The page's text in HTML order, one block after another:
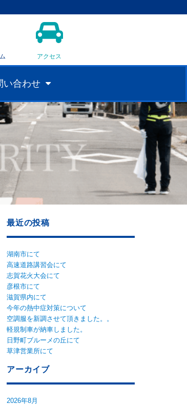
アクセス
い合わせ
最近の投稿
湖南市にて
高速道路講習会にて
志賀花火大会にて
彦根市にて
滋賀県内にて
今年の熱中症対策について
空調服を新調させて頂きました。。
軽規制車が納車しました。
日野町ブルーメの丘にて
草津営業所にて
アーカイブ
2026年8月